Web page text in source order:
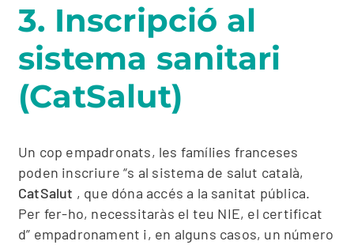
3. Inscripció al
sistema sanitari
(CatSalut)
Un cop empadronats, les famílies franceses
poden inscriure “s al sistema de salut català,
CatSalut , que dóna accés a la sanitat pública.
Per fer-ho, necessitaràs el teu NIE, el certificat
d” empadronament i, en alguns casos, un número